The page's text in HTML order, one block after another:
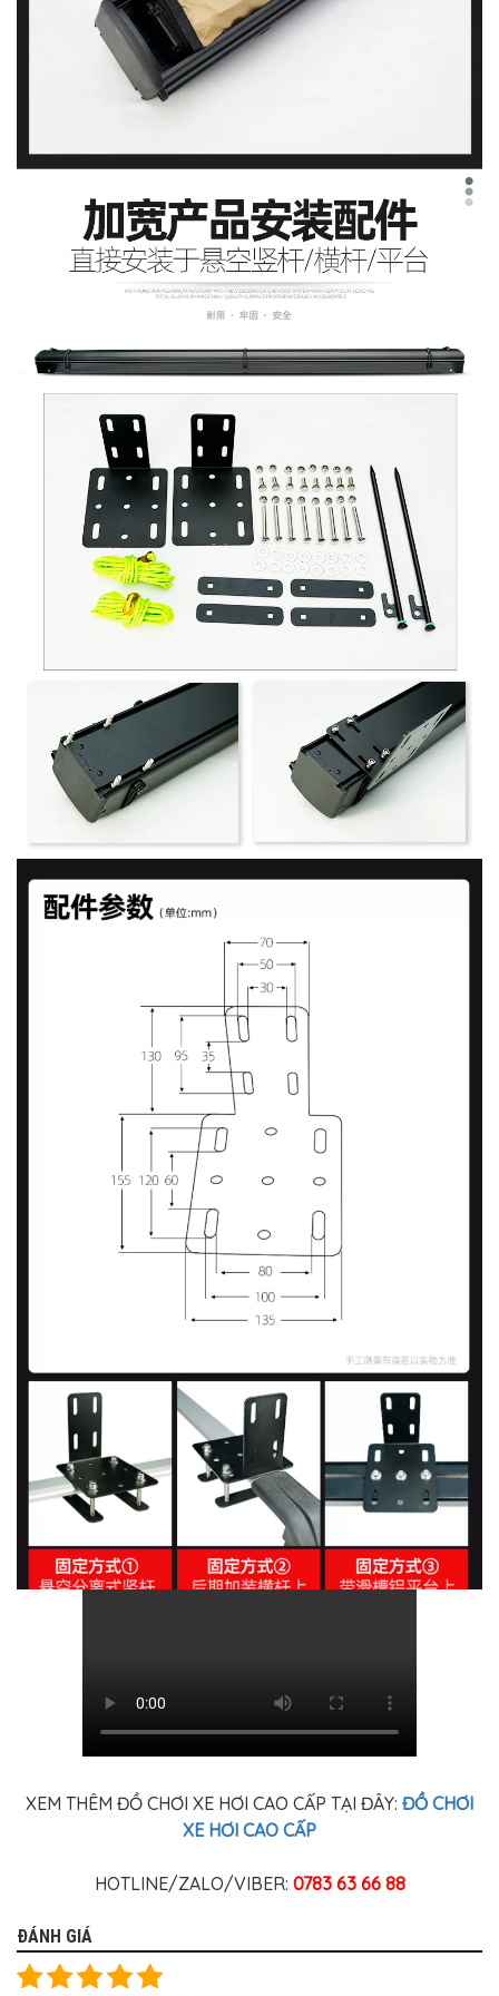
XEM THÊM ĐỒ CHƠI XE HƠI CAO CẤP TẠI ĐÂY: ĐỒ CHƠI
XE HƠI CAO CẤP
HOTLINE/ZALO/VIBER: 0783 63 66 88
ĐÁNH GIÁ